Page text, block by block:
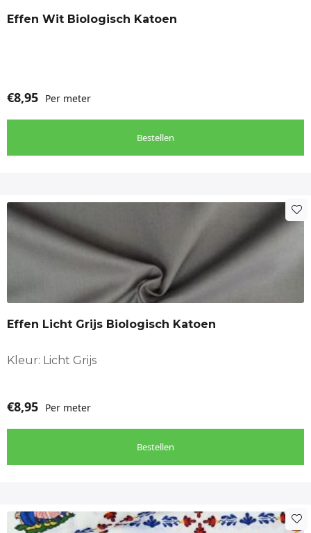
Effen Wit Biologisch Katoen
€8,95 Per meter
Bestellen
Effen Licht Grijs Biologisch Katoen
Kleur: Licht Grijs
€8,95 Per meter
Bestellen